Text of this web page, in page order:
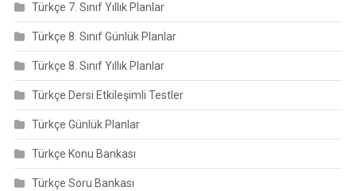
Türkçe 7. Sınıf Yıllık Planlar
Türkçe 8. Sınıf Günlük Planlar
Türkçe 8. Sınıf Yıllık Planlar
Türkçe Dersi Etkileşimli Testler
Türkçe Günlük Planlar
Türkçe Konu Bankası
Türkçe Soru Bankası